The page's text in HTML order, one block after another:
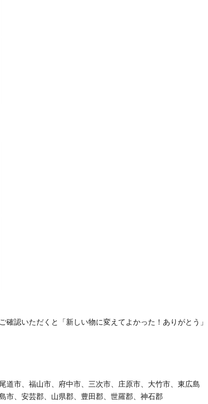
確認いただくと「新しい物に変えてよかった！ありがとう」
道市、福山市、府中市、三次市、庄原市、大竹市、東広島
市、安芸郡、山県郡、豊田郡、世羅郡、神石郡